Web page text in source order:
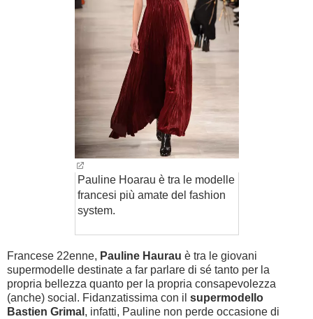
Pauline Hoarau è tra le modelle
francesi più amate del fashion
system.
Francese 22enne, Pauline Haurau è tra le giovani
supermodelle destinate a far parlare di sé tanto per la
propria bellezza quanto per la propria consapevolezza
(anche) social. Fidanzatissima con il supermodello
Bastien Grimal , infatti, Pauline non perde occasione di